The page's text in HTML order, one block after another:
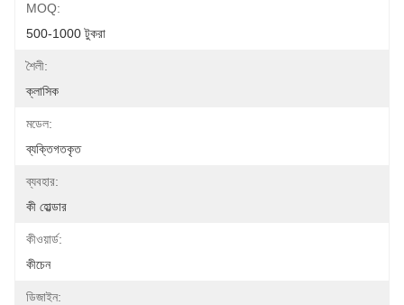
MOQ:
500-1000 টুকরা
শৈলী:
ক্লাসিক
মডেল:
ব্যক্তিগতকৃত
ব্যবহার:
কী হোল্ডার
কীওয়ার্ড:
কীচেন
ডিজাইন: